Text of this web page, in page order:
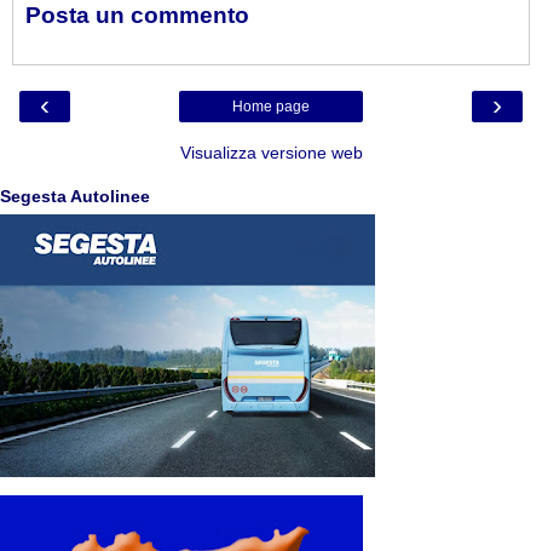
Posta un commento
‹ ›
Home page
Visualizza versione web
Segesta Autolinee